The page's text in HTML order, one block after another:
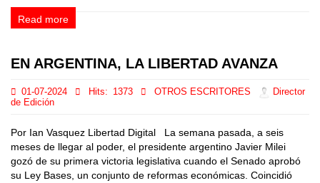
Read more
EN ARGENTINA, LA LIBERTAD AVANZA
01-07-2024 Hits: 1373 OTROS ESCRITORES
Director
de Edición
Por Ian Vasquez Libertad Digital La semana pasada, a seis
meses de llegar al poder, el presidente argentino Javier Milei
gozó de su primera victoria legislativa cuando el Senado aprobó
su Ley Bases, un conjunto de reformas económicas. Coincidió